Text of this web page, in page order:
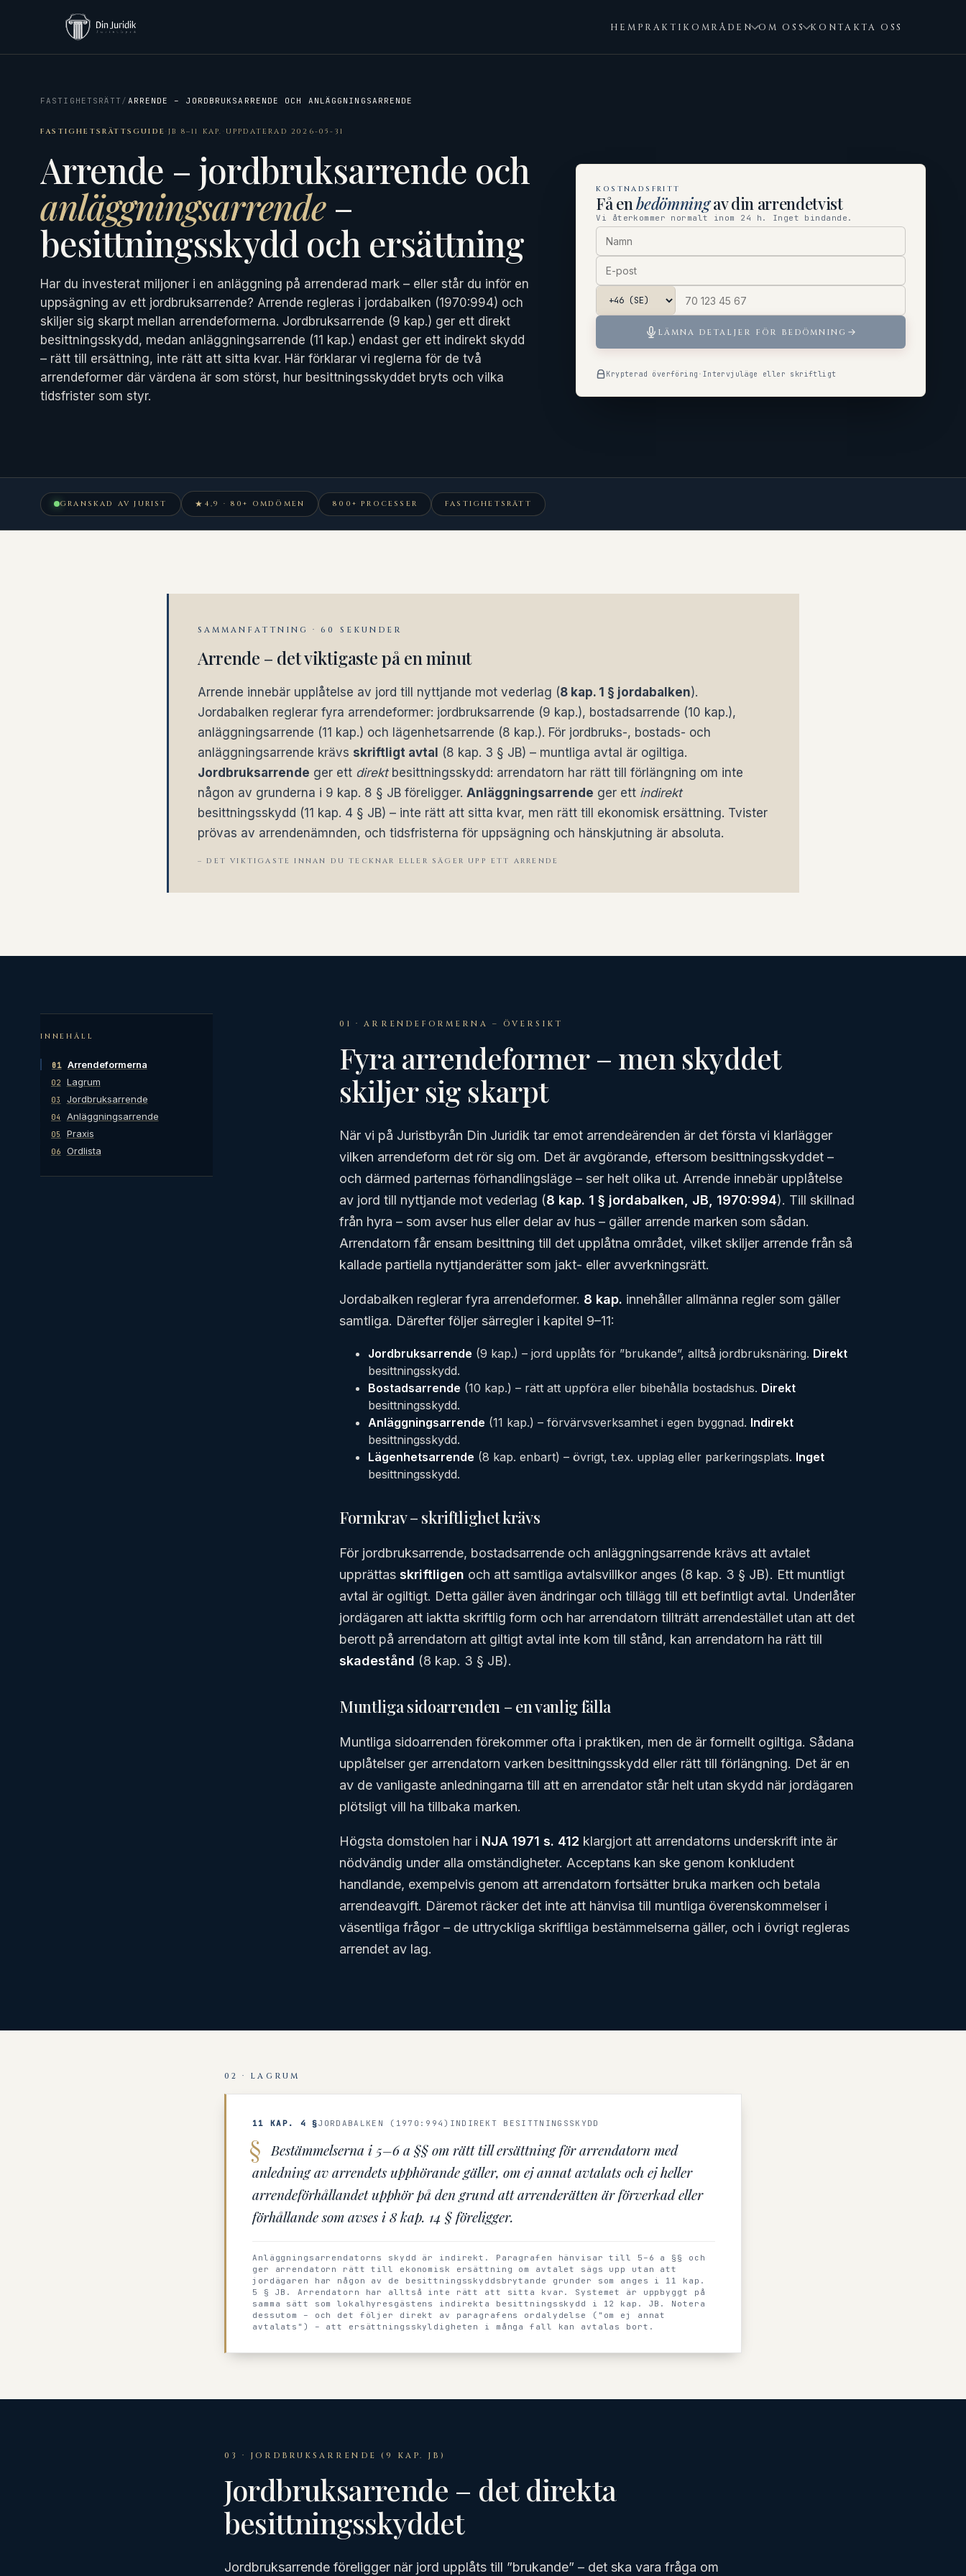
HEM PRAKTIKOMRÅDEN OM OSS KONTAKTA OSS
FASTIGHETSRÄTT / ARRENDE – JORDBRUKSARRENDE OCH ANLÄGGNINGSARRENDE
FASTIGHETSRÄTTSGUIDE·JB 8–11 KAP. · UPPDATERAD 2026-05-31
Arrende – jordbruksarrende och
anläggningsarrende–
besittningsskydd och ersättning
Har du investerat miljoner i en anläggning på arrenderad mark – eller står du inför en
uppsägning av ett jordbruksarrende? Arrende regleras i jordabalken (1970:994) och
skiljer sig skarpt mellan arrendeformerna. Jordbruksarrende (9 kap.) ger ett direkt
besittningsskydd, medan anläggningsarrende (11 kap.) endast ger ett indirekt skydd
– rätt till ersättning, inte rätt att sitta kvar. Här förklarar vi reglerna för de två
arrendeformer där värdena är som störst, hur besittningsskyddet bryts och vilka
tidsfrister som styr.
KOSTNADSFRITT
Få enbedömningav din arrendetvist
Vi återkommer normalt inom 24 h. Inget bindande.
LÄMNA DETALJER FÖR BEDÖMNING
Krypterad överföring · Intervjuläge eller skriftligt
GRANSKAD AV JURIST ★ 4,9 · 80+ OMDÖMEN 800+ PROCESSER FASTIGHETSRÄTT
SAMMANFATTNING · 60 SEKUNDER
Arrende – det viktigaste på en minut
Arrende innebär upplåtelse av jord till nyttjande mot vederlag (8 kap. 1 § jordabalken).
Jordabalken reglerar fyra arrendeformer: jordbruksarrende (9 kap.), bostadsarrende (10 kap.),
anläggningsarrende (11 kap.) och lägenhetsarrende (8 kap.). För jordbruks-, bostads- och
anläggningsarrende krävs skriftligt avtal
(8 kap. 3 § JB) – muntliga avtal är ogiltiga.
Jordbruksarrende ger ett direktbesittningsskydd: arrendatorn har rätt till förlängning om inte
någon av grunderna i 9 kap. 8 § JB föreligger. Anläggningsarrende ger ett indirekt
besittningsskydd (11 kap. 4 § JB) – inte rätt att sitta kvar, men rätt till ekonomisk ersättning. Tvister
prövas av arrendenämnden, och tidsfristerna för uppsägning och hänskjutning är absoluta.
– DET VIKTIGASTE INNAN DU TECKNAR ELLER SÄGER UPP ETT ARRENDE
INNEHÅLL
01 Arrendeformerna
02 Lagrum
03 Jordbruksarrende
04 Anläggningsarrende
05 Praxis
06 Ordlista
01 · ARRENDEFORMERNA – ÖVERSIKT
Fyra arrendeformer – men skyddet
skiljer sig skarpt
När vi på Juristbyrån Din Juridik tar emot arrendeärenden är det första vi klarlägger
vilken arrendeform det rör sig om. Det är avgörande, eftersom besittningsskyddet –
och därmed parternas förhandlingsläge – ser helt olika ut. Arrende innebär upplåtelse
av jord till nyttjande mot vederlag (8 kap. 1 § jordabalken, JB, 1970:994). Till skillnad
från hyra – som avser hus eller delar av hus – gäller arrende marken som sådan.
Arrendatorn får ensam besittning till det upplåtna området, vilket skiljer arrende från så
kallade partiella nyttjanderätter som jakt- eller avverkningsrätt.
Jordabalken reglerar fyra arrendeformer. 8 kap. innehåller allmänna regler som gäller
samtliga. Därefter följer särregler i kapitel 9–11:
Jordbruksarrende (9 kap.) – jord upplåts för ”brukande”, alltså jordbruksnäring. Direkt
besittningsskydd.
Bostadsarrende (10 kap.) – rätt att uppföra eller bibehålla bostadshus. Direkt
besittningsskydd.
Anläggningsarrende (11 kap.) – förvärvsverksamhet i egen byggnad. Indirekt
besittningsskydd.
Lägenhetsarrende (8 kap. enbart) – övrigt, t.ex. upplag eller parkeringsplats. Inget
besittningsskydd.
Formkrav – skriftlighet krävs
För jordbruksarrende, bostadsarrende och anläggningsarrende krävs att avtalet
upprättas skriftligen och att samtliga avtalsvillkor anges (8 kap. 3 § JB). Ett muntligt
avtal är ogiltigt. Detta gäller även ändringar och tillägg till ett befintligt avtal. Underlåter
jordägaren att iaktta skriftlig form och har arrendatorn tillträtt arrendestället utan att det
berott på arrendatorn att giltigt avtal inte kom till stånd, kan arrendatorn ha rätt till
skadestånd (8 kap. 3 § JB).
Muntliga sidoarrenden – en vanlig fälla
Muntliga sidoarrenden förekommer ofta i praktiken, men de är formellt ogiltiga. Sådana
upplåtelser ger arrendatorn varken besittningsskydd eller rätt till förlängning. Det är en
av de vanligaste anledningarna till att en arrendator står helt utan skydd när jordägaren
plötsligt vill ha tillbaka marken.
Högsta domstolen har i NJA 1971 s. 412 klargjort att arrendatorns underskrift inte är
nödvändig under alla omständigheter. Acceptans kan ske genom konkludent
handlande, exempelvis genom att arrendatorn fortsätter bruka marken och betala
arrendeavgift. Däremot räcker det inte att hänvisa till muntliga överenskommelser i
väsentliga frågor – de uttryckliga skriftliga bestämmelserna gäller, och i övrigt regleras
arrendet av lag.
02 · LAGRUM
11 KAP. 4 §JORDABALKEN (1970:994) INDIREKT BESITTNINGSSKYDD
Bestämmelserna i 5–6 a §§ om rätt till ersättning för arrendatorn med
anledning av arrendets upphörande gäller, om ej annat avtalats och ej heller
arrendeförhållandet upphör på den grund att arrenderätten är förverkad eller
förhållande som avses i 8 kap. 14 § föreligger.
Anläggningsarrendatorns skydd är indirekt. Paragrafen hänvisar till 5–6 a §§ och
ger arrendatorn rätt till ekonomisk ersättning om avtalet sägs upp utan att
jordägaren har någon av de besittningsskyddsbrytande grunder som anges i 11 kap.
5 § JB. Arrendatorn har alltså inte rätt att sitta kvar. Systemet är uppbyggt på
samma sätt som lokalhyresgästens indirekta besittningsskydd i 12 kap. JB. Notera
dessutom – och det följer direkt av paragrafens ordalydelse ("om ej annat
avtalats") – att ersättningsskyldigheten i många fall kan avtalas bort.
03 · JORDBRUKSARRENDE (9 KAP. JB)
Jordbruksarrende – det direkta
besittningsskyddet
Jordbruksarrende föreligger när jord upplåts till ”brukande” – det ska vara fråga om